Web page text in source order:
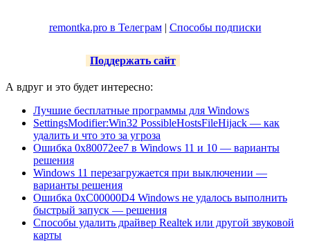
remontka.pro в Телеграм| Способы подписки
Поддержать сайт
А вдруг и это будет интересно:
Лучшие бесплатные программы для Windows
SettingsModifier:Win32 PossibleHostsFileHijack — как
удалить и что это за угроза
Ошибка 0x80072ee7 в Windows 11 и 10 — варианты
решения
Windows 11 перезагружается при выключении —
варианты решения
Ошибка 0xC00000D4 Windows не удалось выполнить
быстрый запуск — решения
Способы удалить драйвер Realtek или другой звуковой
карты